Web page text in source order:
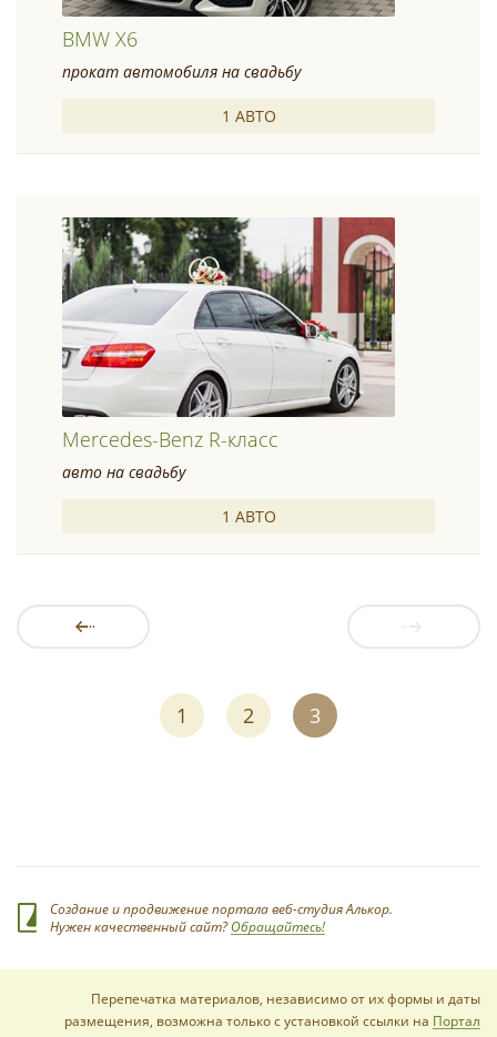
BMW X6
прокат автомобиля на свадьбу
1 АВТО
Mercedes-Benz R-класс
авто на свадьбу
1 АВТО
1 2 3
Создание и продвижение портала веб-студия Алькор.
Нужен качественный сайт?Обращайтесь!
Перепечатка материалов, независимо от их формы и даты
размещения, возможна только с установкой ссылки на Портал